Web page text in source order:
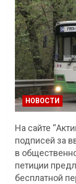
НОВОСТИ
На сайте
подписей за
в
петиции
бесплатной